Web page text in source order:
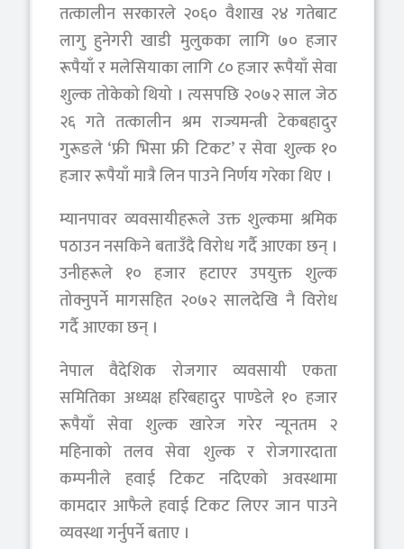
तत्कालीन सरकारले २०६० वैशाख २४ गतेबाट
लागु हुनेगरी खाडी मुलुकका लागि ७० हजार
रूपैयाँ र मलेसियाका लागि ८० हजार रूपैयाँ सेवा
शुल्क तोकेको थियो । त्यसपछि २०७२ साल जेठ
२६ गते तत्कालीन श्रम राज्यमन्त्री टेकबहादुर
गुरूङले ‘फ्री भिसा फ्री टिकट’ र सेवा शुल्क १०
हजार रूपैयाँ मात्रै लिन पाउने निर्णय गरेका थिए ।
म्यानपावर व्यवसायीहरूले उक्त शुल्कमा श्रमिक
पठाउन नसकिने बताउँदै विरोध गर्दै आएका छन् ।
उनीहरूले १० हजार हटाएर उपयुक्त शुल्क
तोक्नुपर्ने मागसहित २०७२ सालदेखि नै विरोध
गर्दै आएका छन् ।
नेपाल वैदेशिक रोजगार व्यवसायी एकता
समितिका अध्यक्ष हरिबहादुर पाण्डेले १० हजार
रूपैयाँ सेवा शुल्क खारेज गरेर न्यूनतम २
महिनाको तलव सेवा शुल्क र रोजगारदाता
कम्पनीले हवाई टिकट नदिएको अवस्थामा
कामदार आफैले हवाई टिकट लिएर जान पाउने
व्यवस्था गर्नुपर्ने बताए ।